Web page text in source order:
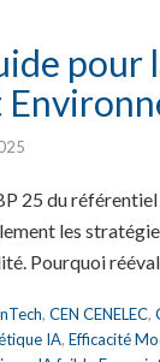
25 du
les
Pourquoi
, CEN CENELEC,
IA, Efficacité